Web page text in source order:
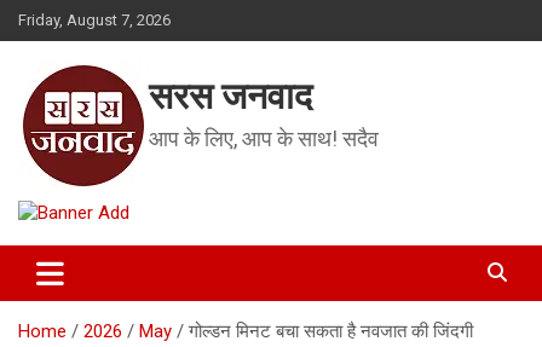
Skip
to
Friday, August 7, 2026
सरस जनवाद
आप के लिए, आप के साथ! सदैव
Home 2026 May गोल्डन मिनट बचा सकता है नवजात की जिंदगी